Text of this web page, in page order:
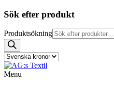
Sök efter produkt
Produktsökning
Menu